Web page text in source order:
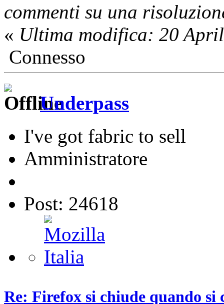
commenti su una
« Ultima modifica: 20
Connesso
Underpass
I've got fabric to sell
Amministratore
Post: 24618
Re: Firefox si chiude quando